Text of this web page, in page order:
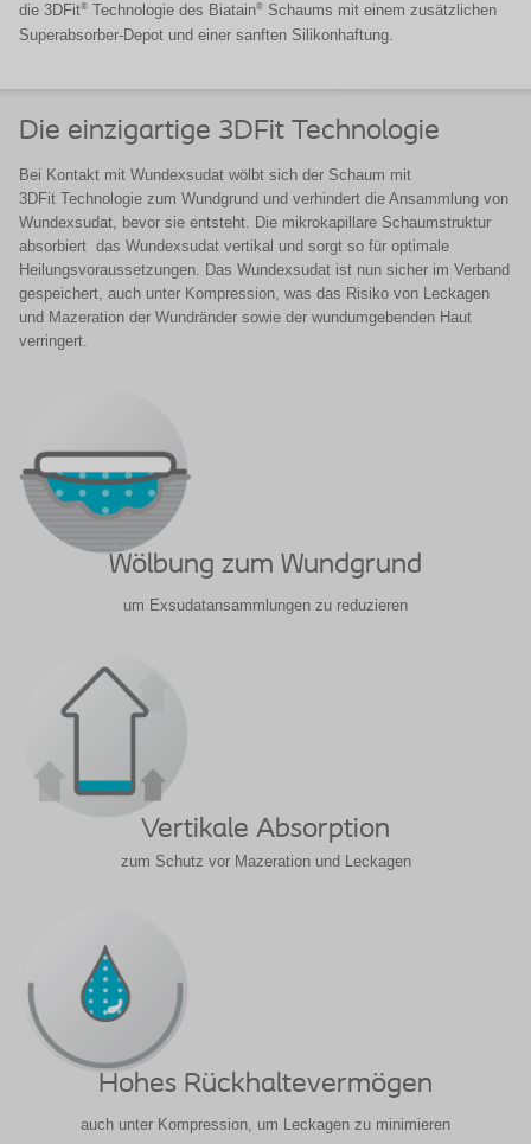
die 3DFit® Technologie des Biatain® Schaums mit einem zusätzlichen
Superabsorber-Depot und einer sanften Silikonhaftung.
Die einzigartige 3DFit Technologie
Bei Kontakt mit Wundexsudat wölbt sich der Schaum mit
3DFit Technologie zum Wundgrund und verhindert die Ansammlung von
Wundexsudat, bevor sie entsteht. Die mikrokapillare Schaumstruktur
absorbiert das Wundexsudat vertikal und sorgt so für optimale
Heilungsvoraussetzungen. Das Wundexsudat ist nun sicher im Verband
gespeichert, auch unter Kompression, was das Risiko von Leckagen
und Mazeration der Wundränder sowie der wundumgebenden Haut
verringert.
Wölbung zum Wundgrund
um Exsudatansammlungen zu reduzieren
Vertikale Absorption
zum Schutz vor Mazeration und Leckagen
Hohes Rückhaltevermögen
auch unter Kompression, um Leckagen zu minimieren